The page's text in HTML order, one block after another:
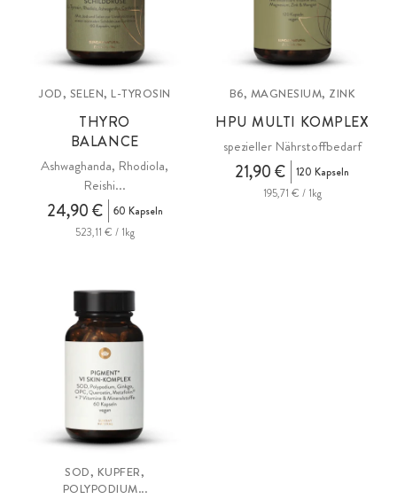
JOD, SELEN, L-TYROSIN
THYRO
BALANCE
Ashwaghanda, Rhodiola,
Reishi...
24,90 €
60 Kapseln
523,11 € / 1kg
B6, MAGNESIUM, ZINK
HPU MULTI KOMPLEX
spezieller Nährstoffbedarf
21,90 €
120 Kapseln
195,71 € / 1kg
SOD, KUPFER,
POLYPODIUM...